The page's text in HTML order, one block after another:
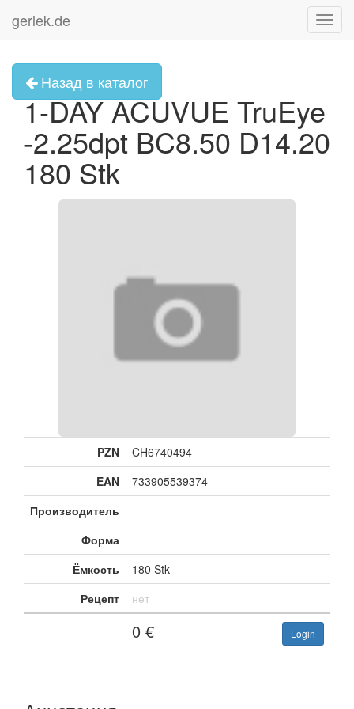
gerlek.de
Назад в каталог
1-DAY ACUVUE TruEye
-2.25dpt BC8.50 D14.20
180 Stk
PZN
CH6740494
EAN
733905539374
Производитель
Форма
Ёмкость
180 Stk
Рецепт
нет
0 € Login